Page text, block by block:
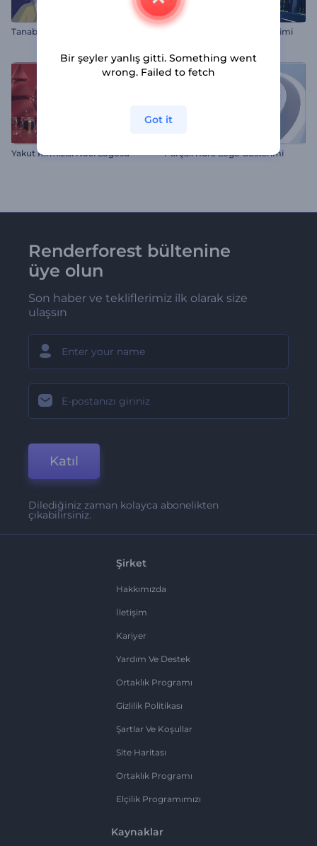
Tanabata Tebrik Animasyonu Çarşı Pikselleri Logo Gösterimi
Yakut Kırmızısı Noel Logosu Parçalı Küre Logo Gösterimi
Renderforest bültenine
üye olun
Son haber ve tekliflerimiz ilk olarak size
ulaşsın
Katıl
Dilediğiniz zaman kolayca abonelikten
çıkabilirsiniz.
Şirket
Hakkımızda
İletişim
Kariyer
Yardım Ve Destek
Ortaklık Programı
Gizlilik Politikası
Şartlar Ve Koşullar
Site Haritası
Ortaklık Programı
Elçilik Programımızı
Kaynaklar
Bir şeyler yanlış gitti. Something went
wrong. Failed to fetch
Got it